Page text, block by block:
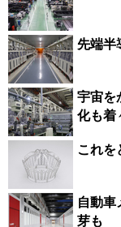
先端半
宇宙を
化も着
これを
自動車
芽も